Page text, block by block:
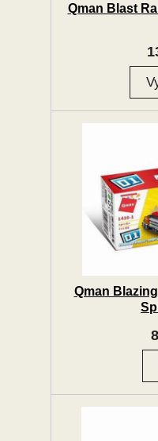
Qman Blast
Qman